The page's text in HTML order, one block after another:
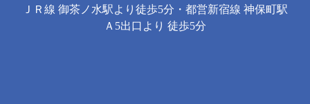
ＪＲ線 御茶ノ水駅より徒歩5分・都営新宿線 神保町駅
Ａ5出口より 徒歩5分